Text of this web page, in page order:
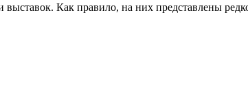
Как правило, на них представлены